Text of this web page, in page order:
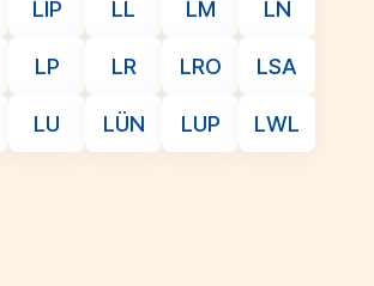
LIP LL LM LN
LP LR LRO LSA
LU LÜN LUP LWL